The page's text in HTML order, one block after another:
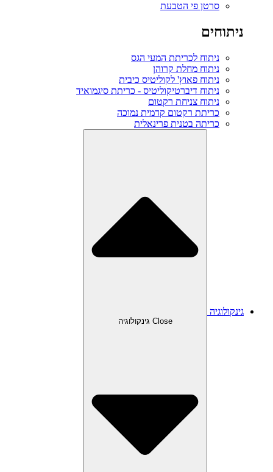
סרטן פי הטבעת
ניתוחים
ניתוח לכריתת המעי הגס
ניתוח מחלת קרוהן
ניתוח פאוץ' לקוליטיס כיבית
ניתוח דיברטיקוליטיס - כריתת סיגמואיד
ניתוח צניחת רקטום
כריתת רקטום קדמית נמוכה
כריתה בטנית פרינאלית
גינקולוגיה
Close גינקולוגיה